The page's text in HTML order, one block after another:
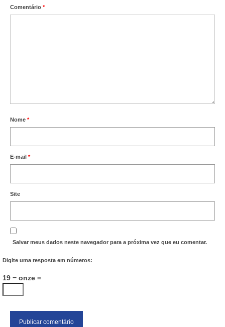
Comentário *
Nome *
E-mail *
Site
Salvar meus dados neste navegador para a próxima vez que eu comentar.
Digite uma resposta em números:
19 − onze =